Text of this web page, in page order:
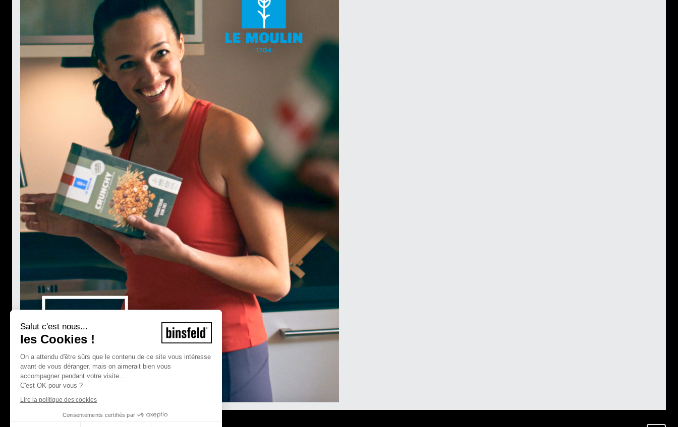
Salut c'est nous...
les Cookies !
On a attendu d'être sûrs que le contenu de ce site vous intéresse
avant de vous déranger, mais on aimerait bien vous
accompagner pendant votre visite...
C'est OK pour vous ?
Lire la politique des cookies
Consentements certifiés par